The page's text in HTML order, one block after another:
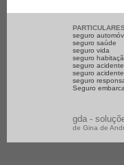
PARTICULARES
seguro
seguro saúde
seguro vida
seguro
seguro
seguro
seguro
Seguro
gda -
de Gina de